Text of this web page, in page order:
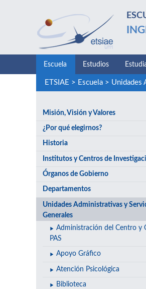
Escuela Estudios
ETSIAE > Escuela> Unidades
Misión, Visión y Valores
¿Por qué elegirnos?
Historia
Institutos y Centros de
Órganos de Gobierno
Departamentos
Unidades Administrativas y
Generales
Administración del Centro y
PAS
Apoyo Gráfico
Atención Psicológica
Biblioteca